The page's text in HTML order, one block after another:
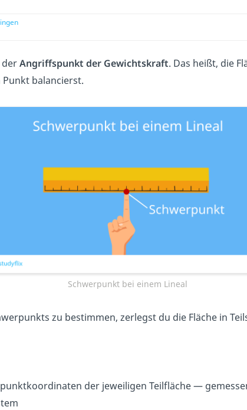
derAngriffspunkt der Gewichtskraft. Das heißt, die
Punkt balancierst.
Schwerpunkt bei einem Lineal
zu bestimmen, zerlegst du die Fläche in
der jeweiligen Teilfläche —